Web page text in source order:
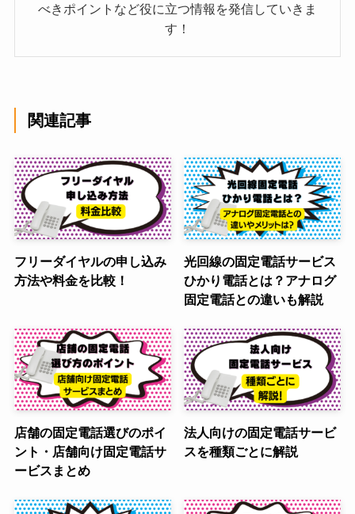
べきポイントなど役に立つ情報を発信していきま
す！
関連記事
フリーダイヤルの申し込み
方法や料金を比較！
光回線の固定電話サービス
ひかり電話とは？アナログ
固定電話との違いも解説
店舗の固定電話選びのポイ
ント・店舗向け固定電話サ
ービスまとめ
法人向けの固定電話サービ
スを種類ごとに解説